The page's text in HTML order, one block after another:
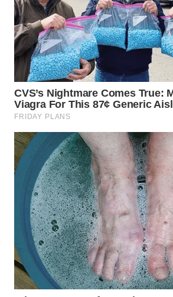
UTARA
WN
SAMOSIR
WN
PADANG
LAWAS
SUMEDANG
WN
CIANJUR
WN
KEPULAUAN
SERIBU
WN
TANGERANG